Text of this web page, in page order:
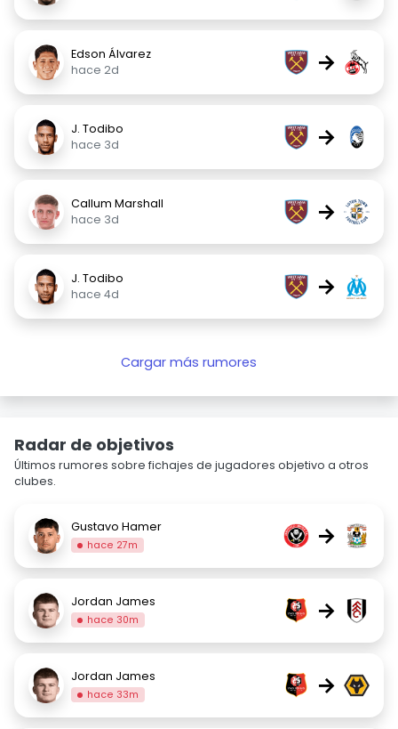
Edson Álvarez
hace 2d
→
J. Todibo
hace 3d
→
Callum Marshall
hace 3d
→
J. Todibo
hace 4d
→
Cargar más rumores
Radar de objetivos
Últimos rumores sobre fichajes de jugadores objetivo a otros
clubes.
Gustavo Hamer
hace 27m →
Jordan James
hace 30m →
Jordan James
hace 33m →